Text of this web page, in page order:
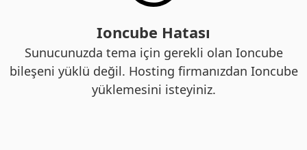
Ioncube Hatası
Sunucunuzda tema için gerekli olan Ioncube
bileşeni yüklü değil. Hosting firmanızdan Ioncube
yüklemesini isteyiniz.